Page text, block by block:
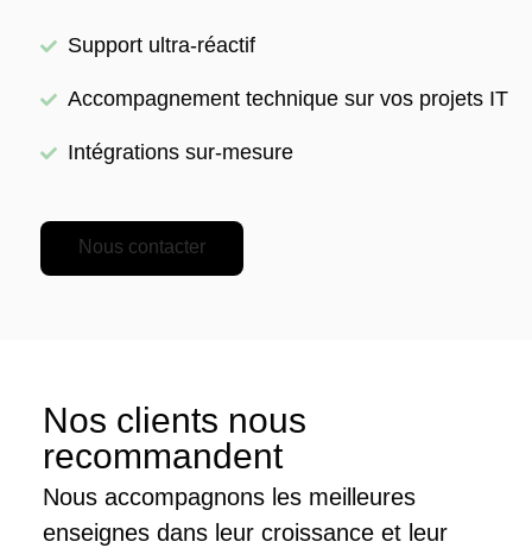
Support ultra-réactif
Accompagnement technique sur vos projets IT
Intégrations sur-mesure
Nous contacter
Nos clients nous
recommandent
Nous accompagnons les meilleures
enseignes dans leur croissance et leur